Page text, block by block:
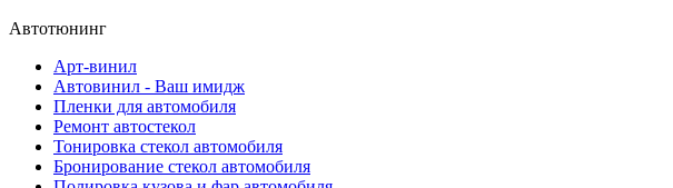
Автотюнинг
Арт-винил
Автовинил - Ваш имидж
Пленки для автомобиля
Ремонт автостекол
Тонировка стекол автомобиля
Бронирование стекол автомобиля